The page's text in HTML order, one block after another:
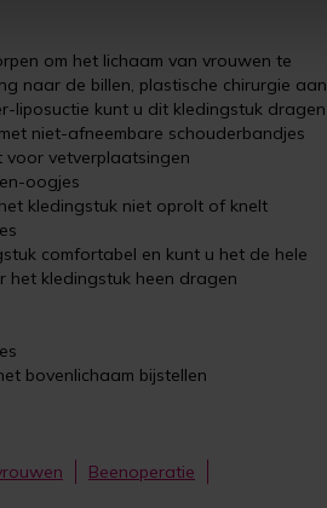
om het lichaam van vrouwen te
naar de billen, plastische chirurgie aan
liposuctie kunt u dit kledingstuk dragen
niet-afneembare schouderbandjes
voor vetverplaatsingen
oogjes
kledingstuk niet oprolt of knelt
comfortabel en kunt u het de hele
het kledingstuk heen dragen
bovenlichaam bijstellen
Beenoperatie